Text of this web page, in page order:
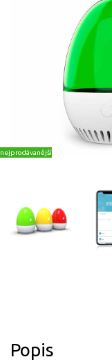
nejprodávanější
Popis